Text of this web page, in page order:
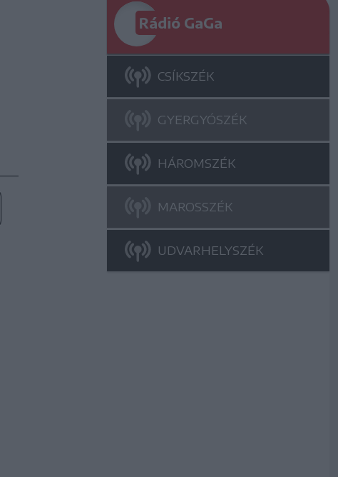
Rádió GaGa
CSÍKSZÉK
GYERGYÓSZÉK
HÁROMSZÉK
MAROSSZÉK
UDVARHELYSZÉK